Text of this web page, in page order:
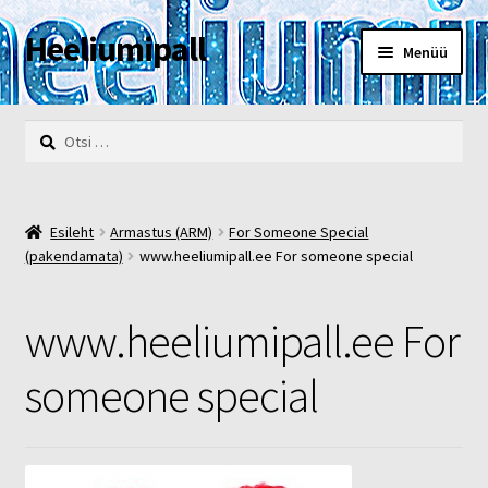
Liigu
navigeerimisele
Liigu
sisu
juurde
Heeliumipall Menüü
Esileht
Kontakt
Müügi- ja privaatsustingimused
POOD
Otsi:
Esileht Armastus (ARM)
For Someone Special
(pakendamata)
www.heeliumipall.ee For someone special
www.heeliumipall.ee For
someone special